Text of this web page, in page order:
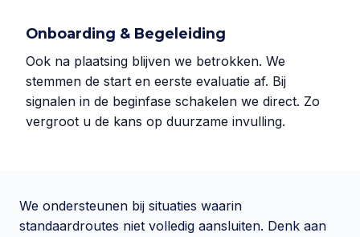
Onboarding & Begeleiding
Ook na plaatsing blijven we betrokken. We
stemmen de start en eerste evaluatie af. Bij
signalen in de beginfase schakelen we direct. Zo
vergroot u de kans op duurzame invulling.
We ondersteunen bij situaties waarin
standaardroutes niet volledig aansluiten. Denk aan